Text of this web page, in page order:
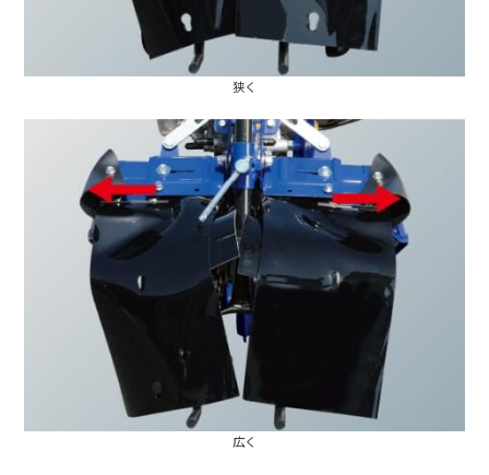
狭く
広く